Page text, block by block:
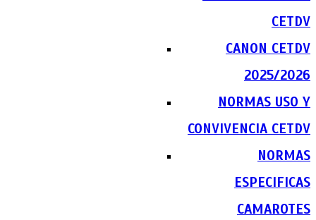
CETDV
CANON CETDV
2025/2026
NORMAS USO Y
CONVIVENCIA CETDV
NORMAS
ESPECIFICAS
CAMAROTES